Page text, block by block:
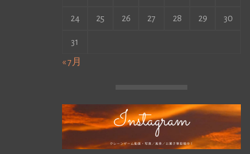
24 25 26 27 28 29 30
31
« 7月